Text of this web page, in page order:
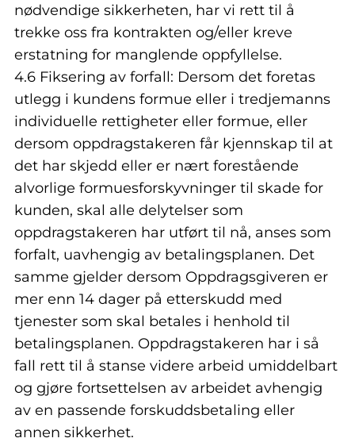
nødvendige sikkerheten, har vi rett til å
trekke oss fra kontrakten og/eller kreve
erstatning for manglende oppfyllelse.
4.6 Fiksering av forfall: Dersom det foretas
utlegg i kundens formue eller i tredjemanns
individuelle rettigheter eller formue, eller
dersom oppdragstakeren får kjennskap til at
det har skjedd eller er nært forestående
alvorlige formuesforskyvninger til skade for
kunden, skal alle delytelser som
oppdragstakeren har utført til nå, anses som
forfalt, uavhengig av betalingsplanen. Det
samme gjelder dersom Oppdragsgiveren er
mer enn 14 dager på etterskudd med
tjenester som skal betales i henhold til
betalingsplanen. Oppdragstakeren har i så
fall rett til å stanse videre arbeid umiddelbart
og gjøre fortsettelsen av arbeidet avhengig
av en passende forskuddsbetaling eller
annen sikkerhet.